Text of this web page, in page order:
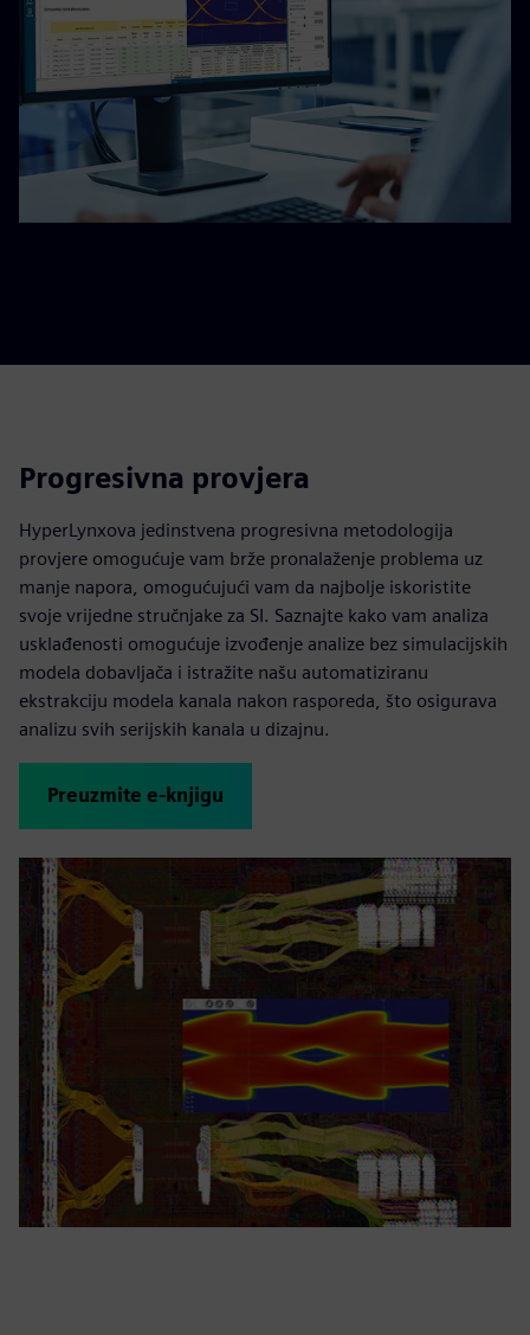
Progresivna provjera
HyperLynxova jedinstvena progresivna metodologija
provjere omogućuje vam brže pronalaženje problema uz
manje napora, omogućujući vam da najbolje iskoristite
svoje vrijedne stručnjake za SI. Saznajte kako vam analiza
usklađenosti omogućuje izvođenje analize bez simulacijskih
modela dobavljača i istražite našu automatiziranu
ekstrakciju modela kanala nakon rasporeda, što osigurava
analizu svih serijskih kanala u dizajnu.
Preuzmite e-knjigu